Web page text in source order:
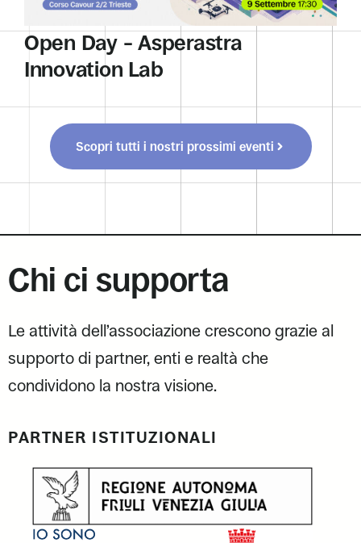
Open Day – Asperastra
Innovation Lab
Scopri tutti i nostri prossimi eventi
Chi ci supporta
Le attività dell’associazione crescono grazie al
supporto di partner, enti e realtà che
condividono la nostra visione.
PARTNER ISTITUZIONALI